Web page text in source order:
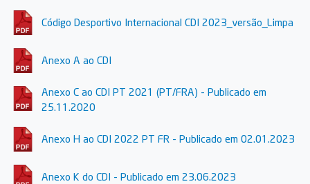
Código Desportivo Internacional CDI 2023_versão_Limpa
Anexo A ao CDI
Anexo C ao CDI PT 2021 (PT/FRA) - Publicado em
25.11.2020
Anexo H ao CDI 2022 PT FR - Publicado em 02.01.2023
Anexo K do CDI - Publicado em 23.06.2023